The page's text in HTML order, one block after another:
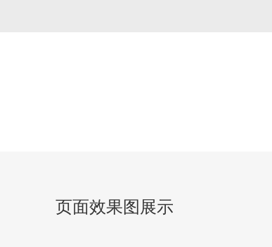
页面效果图展示